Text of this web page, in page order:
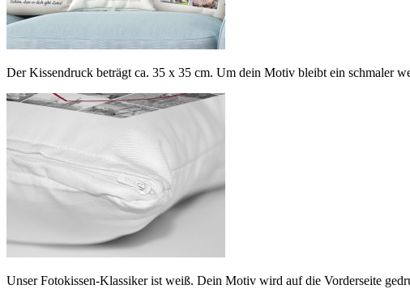
Der Kissendruck beträgt ca. 35 x 35 cm. Um dein Motiv bleibt ein schmaler
Unser Fotokissen-Klassiker ist weiß. Dein Motiv wird auf die Vorderseite